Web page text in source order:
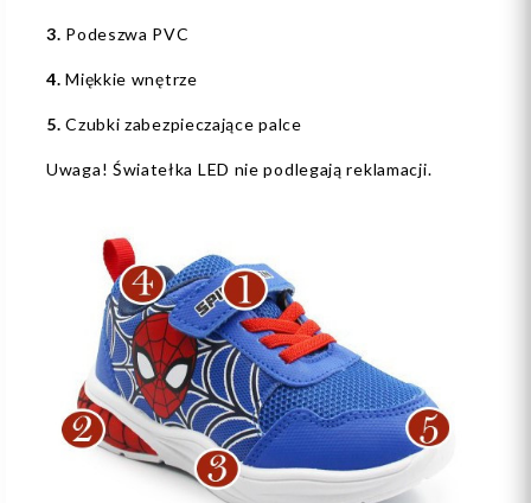
3. Podeszwa PVC
4. Miękkie wnętrze
5. Czubki zabezpieczające palce
Uwaga! Światełka LED nie podlegają reklamacji.